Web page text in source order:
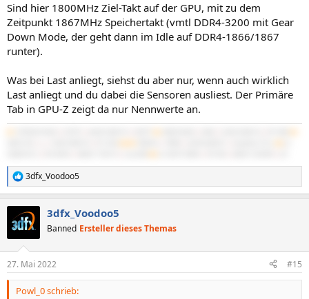
Sind hier 1800MHz Ziel-Takt auf der GPU, mit zu dem
Zeitpunkt 1867MHz Speichertakt (vmtl DDR4-3200 mit Gear
Down Mode, der geht dann im Idle auf DDR4-1866/1867
runter).
Was bei Last anliegt, siehst du aber nur, wenn auch wirklich
Last anliegt und du dabei die Sensoren ausliest. Der Primäre
Tab in GPU-Z zeigt da nur Nennwerte an.
R
e
t
e
n
3dfx_Voodoo5
3dfx_Voodoo5
Banned Ersteller dieses Themas
27. Mai 2022 #15
Powl_0 schrieb: